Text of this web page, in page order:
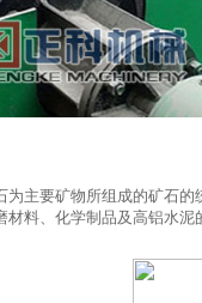
主要矿物所组成的矿石
料、化学制品及高铝水泥